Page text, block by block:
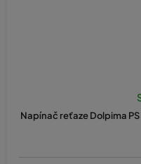
Napínač reťaze Dolpima